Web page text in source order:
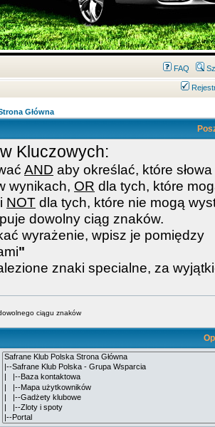
FAQ
Główna
Kluczowych:
AND aby określać, które
wynikach, OR dla tych, które
NOT dla tych, które nie mogą
dowolny ciąg znaków.
wyrażenie, wpisz je pomiędzy
"
znaki specialne, za
ciągu znaków